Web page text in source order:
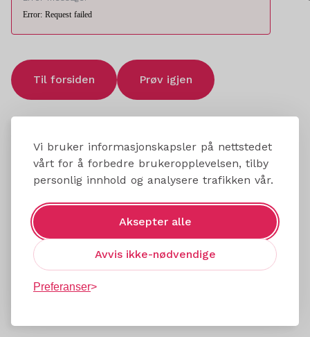
Vi bruker informasjonskapsler på nettstedet
vårt for å forbedre brukeropplevelsen, tilby
personlig innhold og analysere trafikken vår.
Aksepter alle
Avvis ikke-nødvendige
Preferanser
Error: Request failed
Til forsiden Prøv igjen